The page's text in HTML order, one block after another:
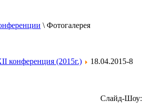
\ Фотогалерея
конференция (2015г.)
18.04.2015-8
Слайд-Шоу: